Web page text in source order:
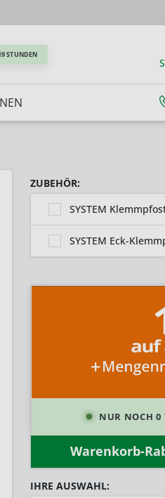
STUNDEN
ZUBEHÖR:
SYSTEM
SYSTEM Eck-
NUR NOCH 0
Warenkorb-
IHRE AUSWAHL: